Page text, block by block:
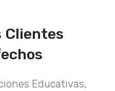
Clientes
Educativas,